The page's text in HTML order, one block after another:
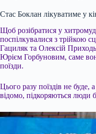
Стас Боклан лікуватиме у
Щоб розібратися у
поспілкувалися з трійкою
Гациляк та Олексій
Юрієм Горбуновим, саме
поїзди.
Цього разу поїздів не буде,
відомо, підкоряються люди